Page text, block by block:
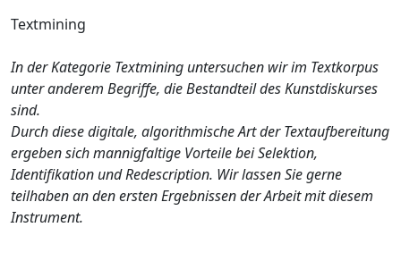
Textmining
In der Kategorie Textmining untersuchen wir im Textkorpus
unter anderem Begriffe, die Bestandteil des Kunstdiskurses
sind.
Durch diese digitale, algorithmische Art der Textaufbereitung
ergeben sich mannigfaltige Vorteile bei Selektion,
Identifikation und Redescription. Wir lassen Sie gerne
teilhaben an den ersten Ergebnissen der Arbeit mit diesem
Instrument.